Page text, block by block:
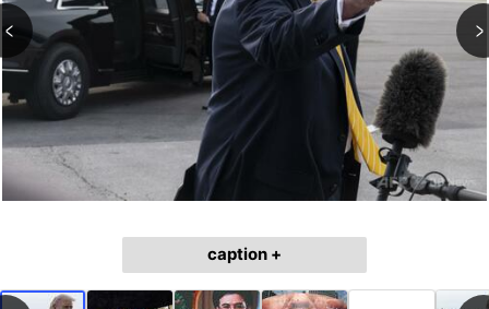
caption +